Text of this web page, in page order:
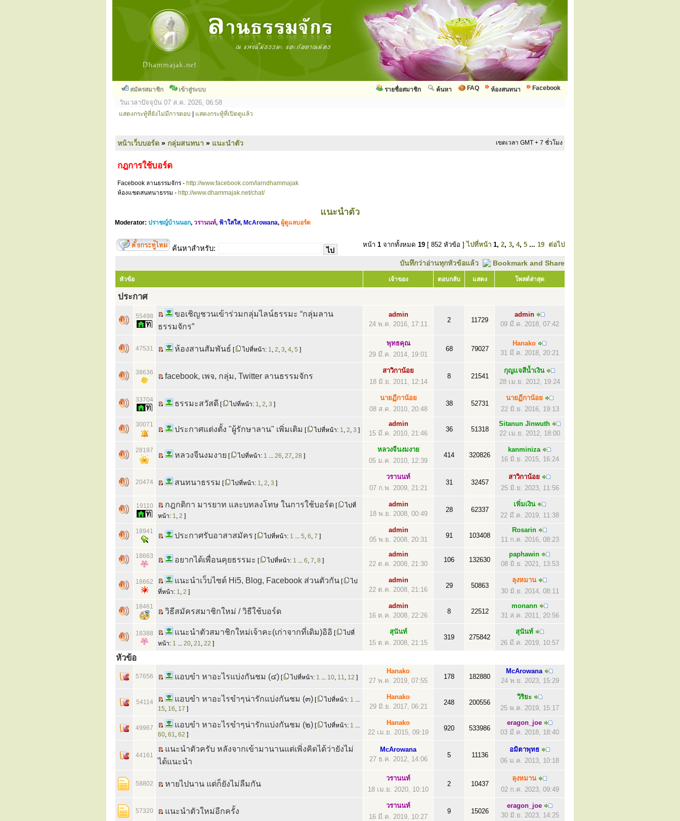
สมัครสมาชิก เข้าสู่ระบบ Facebook
ห้องสนทนา
FAQ
ค้นหา
รายชื่อสมาชิก
วันเวลาปัจจุบัน 07 ส.ค. 2026, 06:58
แสดงกระทู้ที่ยังไม่มีการตอบ แสดงกระทู้ที่เปิดดูแล้ว
หน้าเว็บบอร์ด » กลุ่มสนทนา » แนะนำตัว เขตเวลา GMT + 7 ชั่วโมง
กฎการใช้บอร์ด
Facebook ลานธรรมจักร - http://www.facebook.com/larndhammajak
ห้องแชดสนทนาธรรม - http://www.dhammajak.net/chat/
แนะนำตัว
Moderator: ปราชญ์บ้านนอก, วรานนท์, ฟ้าใสใส, McArowana, ผู้ดูแลบอร์ด
ค้นหาสำหรับ: หน้า 1 จากทั้งหมด 19 [ 852 หัวข้อ ]ไปที่หน้า 1, 2, 3, 4, 5 ... 19 ต่อไป
บันทึกว่าอ่านทุกหัวข้อแล้ว
หัวข้อ เจ้าของ ตอบกลับ แสดง โพสต์ล่าสุด
ประกาศ
55498
ขอเชิญชวนเข้าร่วมกลุ่มไลน์ธรรมะ “กลุ่มลาน
ธรรมจักร”
admin
24 พ.ค. 2016, 17:11
2 11729
admin
09 มี.ค. 2018, 07:42
47531 ห้องสานสัมพันธ์ [ ไปที่หน้า: 1, 2, 3, 4, 5 ]
พุทธคุณ
29 มี.ค. 2014, 19:01
68 79027
Hanako
31 มี.ค. 2018, 20:21
38636 facebook, เพจ, กลุ่ม, Twitter ลานธรรมจักร
สาวิกาน้อย
18 มิ.ย. 2011, 12:14
8 21541
กุญแจสีน้ำเงิน
28 เม.ย. 2012, 19:24
33704 ธรรมะสวัสดี [ ไปที่หน้า: 1, 2, 3 ]
นายฏีกาน้อย
08 ส.ค. 2010, 20:48
38 52731
นายฏีกาน้อย
22 มิ.ย. 2016, 19:13
30071
ประกาศแต่งตั้ง "ผู้รักษาลาน" เพิ่มเติม [ ไปที่หน้า: 1, 2, 3 ]
admin
15 มี.ค. 2010, 21:46
36 51318
Sitanun Jinwuth
22 เม.ย. 2012, 18:00
28197
หลวงจีนงมงาย [ ไปที่หน้า: 1 ... 26, 27, 28 ]
หลวงจีนงมงาย
05 ม.ค. 2010, 12:39
414 320826
kanminiza
16 มิ.ย. 2015, 16:24
20474 สนทนาธรรม [ ไปที่หน้า: 1, 2, 3 ]
วรานนท์
07 ก.พ. 2009, 21:21
31 32457
สาวิกาน้อย
25 มิ.ย. 2023, 11:56
19110 กฎกติกา มารยาท และบทลงโทษ ในการใช้บอร์ด [
ไปที่
หน้า: 1, 2 ]
admin
18 พ.ย. 2008, 00:49
28 62337
เพิ่มเงิน
22 มี.ค. 2019, 11:38
18941 ประกาศรับอาสาสมัคร [ ไปที่หน้า: 1 ... 5, 6, 7 ]
admin
05 พ.ย. 2008, 20:31
91 103408
Rosarin
11 ก.ค. 2016, 08:23
18663 อยากได้เพื่อนคุยธรรมะ [ ไปที่หน้า: 1 ... 6, 7, 8 ]
admin
22 ต.ค. 2008, 21:30
106 132630
paphawin
08 มิ.ย. 2021, 13:53
18662 แนะนำเว็บไซต์ Hi5, Blog, Facebook ส่วนตัวกัน [
ไป
ที่หน้า: 1, 2 ]
admin
22 ต.ค. 2008, 21:16
29 50863
ลุงหมาน
30 มิ.ย. 2014, 08:11
18461
วิธีสมัครสมาชิกใหม่ / วิธีใช้บอร์ด
admin
16 ต.ค. 2008, 22:26
8 22512
monann
31 ส.ค. 2011, 20:56
18388 แนะนำตัวสมาชิกใหม่เจ้าคะ(เก่าจากที่เดิม)อิอิ [
ไปที่
หน้า: 1 ... 20, 21, 22 ]
สุนันท์
15 ต.ค. 2008, 21:15
319 275842
สุนันท์
26 มี.ค. 2019, 10:57
หัวข้อ
57656 แอบขำ หาอะไรแบ่งกันชม (๔) [ ไปที่หน้า: 1 ... 10, 11, 12 ]
Hanako
27 พ.ค. 2019, 07:55
178 182880
McArowana
24 พ.ย. 2023, 15:29
54114 แอบขำ หาอะไรขำๆน่ารักแบ่งกันชม (๓) [ ไปที่หน้า: 1 ...
15, 16, 17 ]
Hanako
29 มิ.ย. 2017, 06:21
248 200556
วิริยะ
25 พ.ค. 2019, 15:17
49967 แอบขำ หาอะไรขำๆน่ารักแบ่งกันชม (๒) [ ไปที่หน้า: 1 ...
60, 61, 62 ]
Hanako
22 เม.ย. 2015, 09:19
920 533986
eragon_joe
03 มี.ค. 2018, 18:40
44161
แนะนำตัวครับ หลังจากเข้ามานานแต่เพิ่งคิดได้ว่ายังไม่
ได้แนะนำ
McArowana
27 ธ.ค. 2012, 14:06
5 11136
อมิตาพุทธ
06 ม.ค. 2013, 10:18
58802 หายไปนาน แต่ก็ยังไม่ลืมกัน
วรานนท์
18 เม.ย. 2020, 10:10
2 10437
ลุงหมาน
02 ก.ค. 2023, 09:49
57320 แนะนำตัวใหม่อีกครั้ง
วรานนท์
16 มี.ค. 2019, 10:27
9 15026
eragon_joe
30 มิ.ย. 2023, 14:25